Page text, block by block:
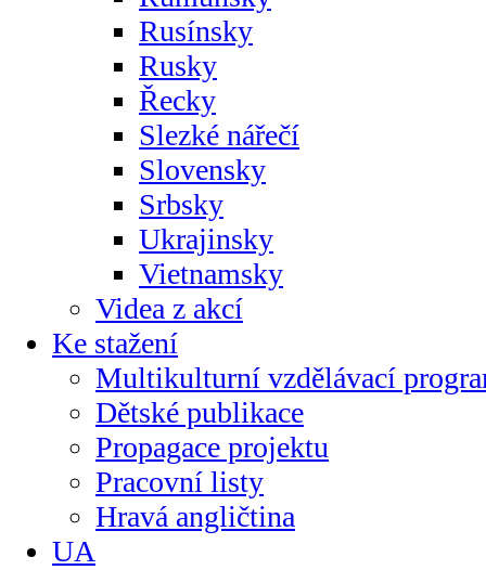
Rusínsky
Rusky
Řecky
Slezké nářečí
Slovensky
Srbsky
Ukrajinsky
Vietnamsky
Videa z akcí
Ke stažení
Multikulturní vzdělávací
Dětské publikace
Propagace projektu
Pracovní listy
Hravá angličtina
UA